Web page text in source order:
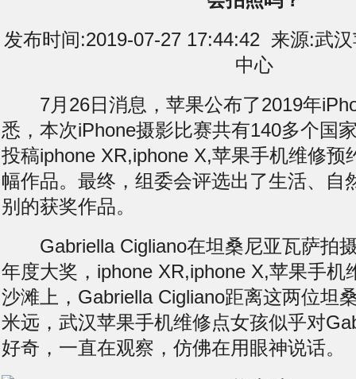
发布时间:2019-07-27 17:44:42 来源:武
中心
7月26日消息，苹果公布了2019年
悉，本次iPhone摄影比赛共有140多个国
投稿iphone XR,iphone X,苹果手机维修预
幅作品。最终，组委会评选出了生活、自
别的获奖作品。
Gabriella Cigliano在坦桑尼亚瓦萨拍
年度大奖，iphone XR,iphone X,苹果手机
沙滩上，Gabriella Cigliano距离这两位坦
米远，武汉苹果手机维修点女孩似乎对
好奇，一直在观察，仿佛在用眼神说话。